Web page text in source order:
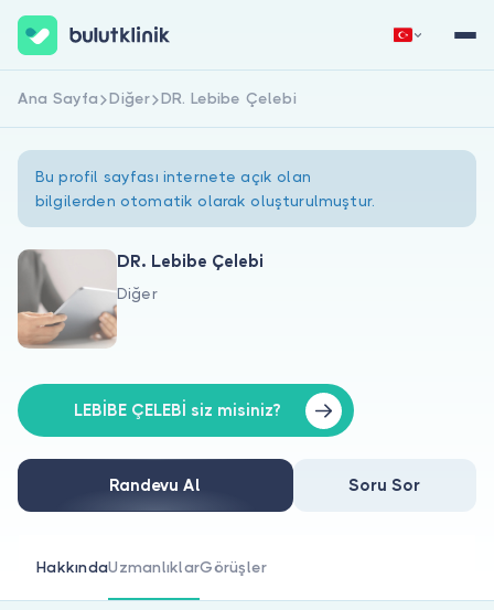
Hakkımızda
Doktorlar için
Doktor musunuz?
Hemen Kaydol
Ana Sayfa Diğer DR. Lebibe Çelebi
Bu profil sayfası internete açık olan
bilgilerden otomatik olarak oluşturulmuştur.
DR. Lebibe Çelebi
Diğer
LEBİBE ÇELEBİ siz misiniz?
Randevu Al Soru Sor
HakkındaUzmanlıklarGörüşler